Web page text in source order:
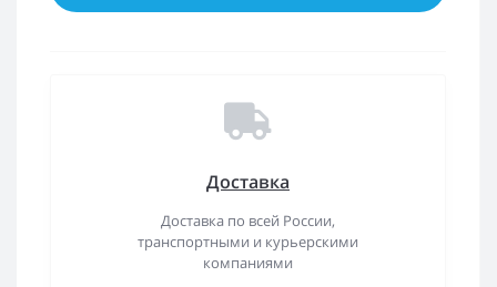
Доставка
Доставка по всей России,
транспортными и курьерскими
компаниями